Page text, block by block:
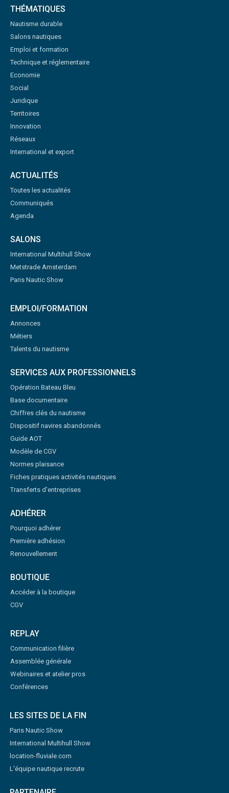
THÉMATIQUES
Nautisme durable
Salons nautiques
Emploi et formation
Technique et réglementaire
Economie
Social
Juridique
Territoires
Innovation
Réseaux
International et export
ACTUALITÉS
Toutes les actualités
Communiqués
Agenda
SALONS
International Multihull Show
Metstrade Amsterdam
Paris Nautic Show
EMPLOI/FORMATION
Annonces
Métiers
Talents du nautisme
SERVICES AUX PROFESSIONNELS
Opération Bateau Bleu
Base documentaire
Chiffres clés du nautisme
Dispositif navires abandonnés
Guide AOT
Modèle de CGV
Normes plaisance
Fiches pratiques activités nautiques
Transferts d'entreprises
ADHÉRER
Pourquoi adhérer
Première adhésion
Renouvellement
BOUTIQUE
Accéder à la boutique
CGV
REPLAY
Communication filière
Assemblée générale
Webinaires et atelier pros
Conférences
LES SITES DE LA FIN
Paris Nautic Show
International Multihull Show
location-fluviale.com
L'équipe nautique recrute